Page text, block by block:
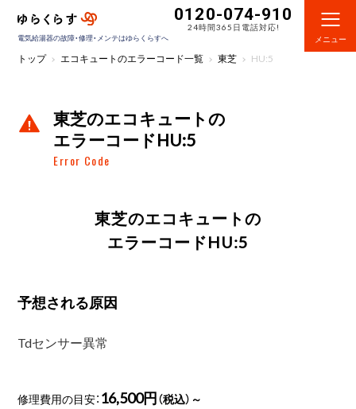
電気給湯器の故障・修理・メンテはゆらくらすへ
0120-074-910
24時間365日電話対応!
メニュー
トップ エコキュートのエラーコード一覧 東芝 HU:5
東芝のエコキュートの
エラーコードHU:5
Error Code
東芝のエコキュートの
エラーコードHU:5
予想される原因
Tdセンサー異常
修理費用の目安： 16,500円（税込）～